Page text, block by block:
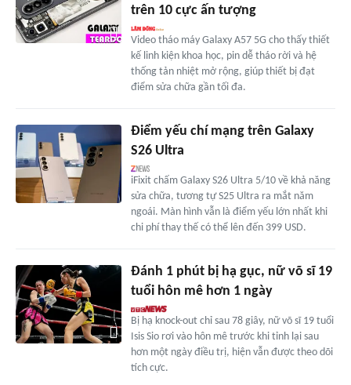
trên 10 cực ấn tượng
Video tháo máy Galaxy A57 5G cho thấy thiết
kế linh kiện khoa học, pin dễ tháo rời và hệ
thống tản nhiệt mở rộng, giúp thiết bị đạt
điểm sửa chữa gần tối đa.
Điểm yếu chí mạng trên Galaxy
S26 Ultra
iFixit chấm Galaxy S26 Ultra 5/10 về khả năng
sửa chữa, tương tự S25 Ultra ra mắt năm
ngoái. Màn hình vẫn là điểm yếu lớn nhất khi
chi phí thay thế có thể lên đến 399 USD.
Đánh 1 phút bị hạ gục, nữ võ sĩ 19
tuổi hôn mê hơn 1 ngày
Bị hạ knock-out chỉ sau 78 giây, nữ võ sĩ 19 tuổi
Isis Sio rơi vào hôn mê trước khi tỉnh lại sau
hơn một ngày điều trị, hiện vẫn được theo dõi
tích cực.